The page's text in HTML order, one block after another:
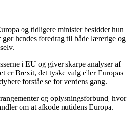
og tidligere minister besidder hun
hendes foredrag til både lærerige og
i EU og giver skarpe analyser af
er Brexit, det tyske valg eller Europas
forståelse for verdens gang.
og oplysningsforbund, hvor
om at afkode nutidens Europa.